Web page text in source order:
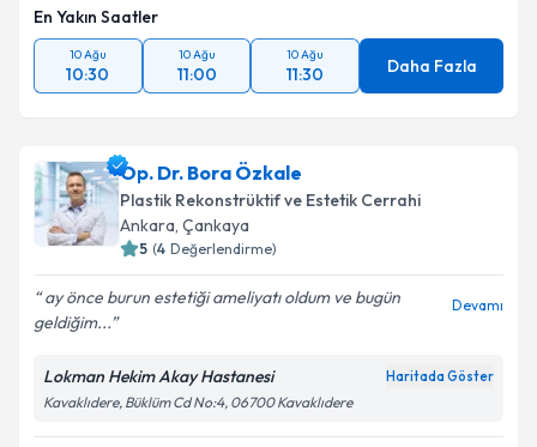
En Yakın Saatler
10 Ağu
10:30
10 Ağu
11:00
10 Ağu
11:30 Daha Fazla
Op. Dr. Bora Özkale
Plastik Rekonstrüktif ve Estetik Cerrahi
Ankara, Çankaya
5 (4 Değerlendirme)
ay önce burun estetiği ameliyatı oldum ve bugün
geldiğim...
Devamı
Lokman Hekim Akay Hastanesi Haritada Göster
Kavaklıdere, Büklüm Cd No:4, 06700 Kavaklıdere